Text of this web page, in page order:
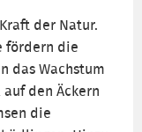
der Natur.
fördern die
das Wachstum
den Äckern
die